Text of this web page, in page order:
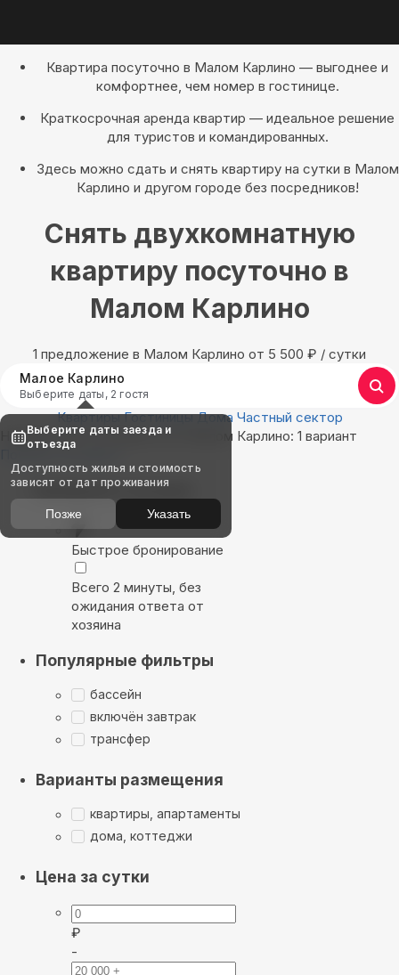
Квартира посуточно в Малом Карлино — выгоднее и
комфортнее, чем номер в гостинице.
Краткосрочная аренда квартир — идеальное решение
для туристов и командированных.
Здесь можно сдать и снять квартиру на сутки в Малом
Карлино и другом городе без посредников!
Снять двухкомнатную
квартиру посуточно в
Малом Карлино
1 предложение в Малом Карлино oт 5 500 ₽ / сутки
Малое Карлино
Выберите даты, 2 гостя
Квартиры Гостиницы Дома Частный сектор
Найдём, где остановиться в Малом Карлино: 1 вариант
Показать на карте
Выбирайте лучшее
Быстрое бронирование
Всего 2 минуты, без
ожидания ответа от
хозяина
Популярные фильтры
бассейн
включён завтрак
трансфер
Варианты размещения
квартиры, апартаменты
дома, коттеджи
Цена за сутки
₽
-
Выберите даты заезда и
отъезда
Доступность жилья и стоимость
зависят от дат проживания
Позже Указать